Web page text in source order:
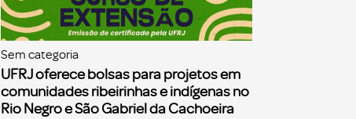
Sem categoria
UFRJ oferece bolsas para projetos em
comunidades ribeirinhas e indígenas no
Rio Negro e São Gabriel da Cachoeira